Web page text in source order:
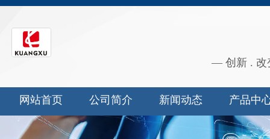
— 创新 . 改
网站首页 公司简介 新闻动态 产品中